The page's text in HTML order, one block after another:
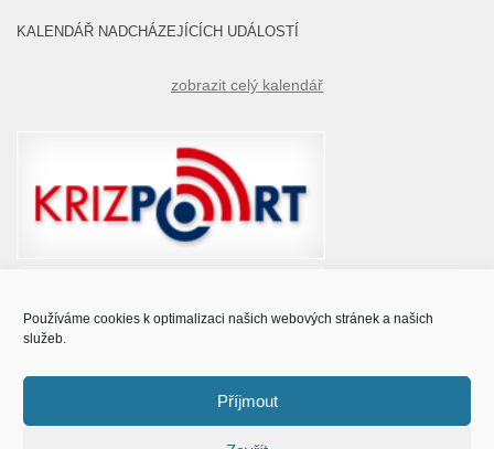
Používáme cookies k optimalizaci našich webových stránek a našich
služeb.
Příjmout
KALENDÁŘ NADCHÁZEJÍCÍCH UDÁLOSTÍ
zobrazit celý kalendář